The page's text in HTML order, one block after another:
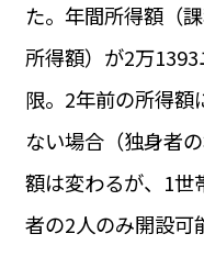
た。年間所得額（
所得額）が2万
限。2年前の所得額
ない場合（独身者
額は変わるが、1世
者の2人のみ開設可